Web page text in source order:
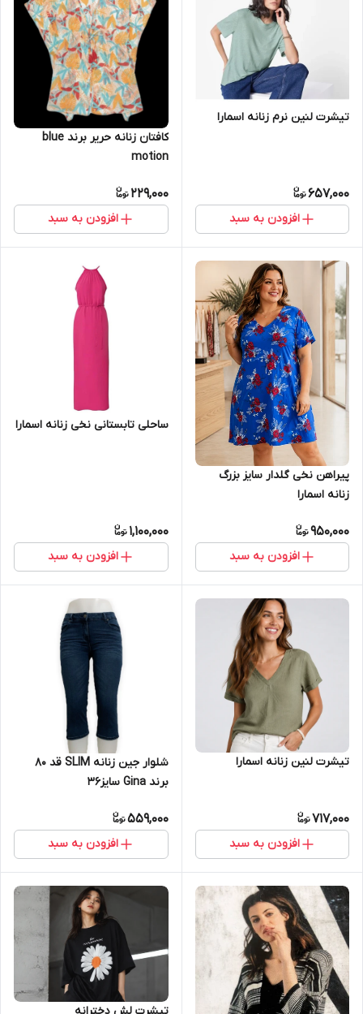
تیشرت لنین نرم زنانه اسمارا
657,000
افزودن به سبد
کافتان زنانه حریر برند blue
motion
229,000
افزودن به سبد
پیراهن نخی گلدار سایز بزرگ
زنانه اسمارا
950,000
افزودن به سبد
ساحلی تابستانی نخی زنانه اسمارا
1,100,000
افزودن به سبد
تیشرت لنین زنانه اسمارا
717,000
افزودن به سبد
شلوار جین زنانه SLIM قد 80
برند Gina سایز36
559,000
افزودن به سبد